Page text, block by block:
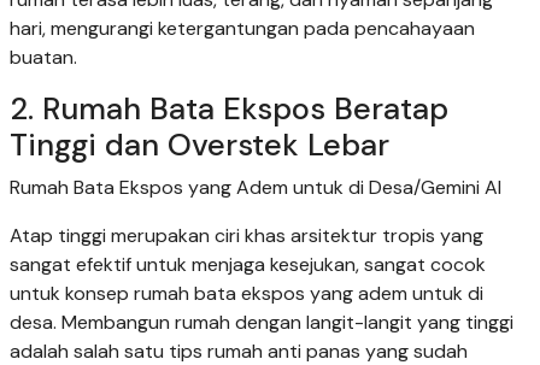
hari, mengurangi ketergantungan pada pencahayaan
buatan.
2. Rumah Bata Ekspos Beratap
Tinggi dan Overstek Lebar
Rumah Bata Ekspos yang Adem untuk di Desa/Gemini AI
Atap tinggi merupakan ciri khas arsitektur tropis yang
sangat efektif untuk menjaga kesejukan, sangat cocok
untuk konsep rumah bata ekspos yang adem untuk di
desa. Membangun rumah dengan langit-langit yang tinggi
adalah salah satu tips rumah anti panas yang sudah